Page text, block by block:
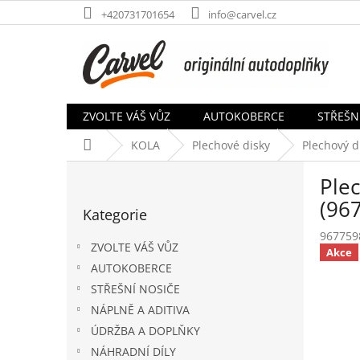
na
+420731701654 info@carvel.cz
ZVOLTE VÁŠ VŮZ AUTOKOBERCE
Domů KOLA Plechové disky Plechový
kategorie
Kategorie
ZVOLTE VÁŠ VŮZ
AUTOKOBERCE
STŘEŠNÍ NOSIČE
NÁPLNĚ A ADITIVA
ÚDRŽBA A DOPLŇKY
NÁHRADNÍ DÍLY
Akce